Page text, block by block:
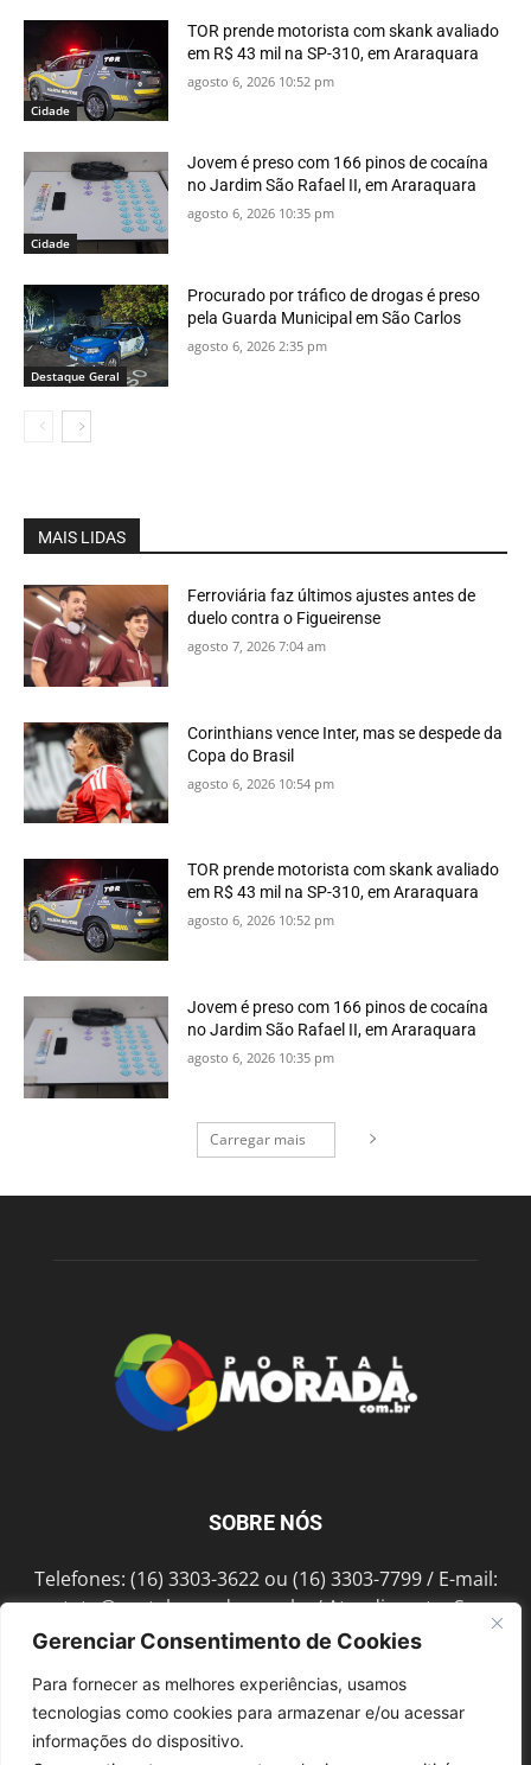
Gerenciar Consentimento de Cookies
Para fornecer as melhores experiências, usamos
tecnologias como cookies para armazenar e/ou acessar
informações do dispositivo.
Cidade
TOR prende motorista com skank avaliado
em R$ 43 mil na SP-310, em Araraquara
agosto 6, 2026 10:52 pm
Cidade
Jovem é preso com 166 pinos de cocaína
no Jardim São Rafael II, em Araraquara
agosto 6, 2026 10:35 pm
Destaque Geral
Procurado por tráfico de drogas é preso
pela Guarda Municipal em São Carlos
agosto 6, 2026 2:35 pm
MAIS LIDAS
Ferroviária faz últimos ajustes antes de
duelo contra o Figueirense
agosto 7, 2026 7:04 am
Corinthians vence Inter, mas se despede da
Copa do Brasil
agosto 6, 2026 10:54 pm
TOR prende motorista com skank avaliado
em R$ 43 mil na SP-310, em Araraquara
agosto 6, 2026 10:52 pm
Jovem é preso com 166 pinos de cocaína
no Jardim São Rafael II, em Araraquara
agosto 6, 2026 10:35 pm
Carregar mais
SOBRE NÓS
Telefones: (16) 3303-3622 ou (16) 3303-7799 / E-mail:
contato@portalmorada.com.br/ Atendimento: Seg a
Sex das 8h às 18h / Endereço: Av. Bento de Abreu, 889
SIGA-NOS